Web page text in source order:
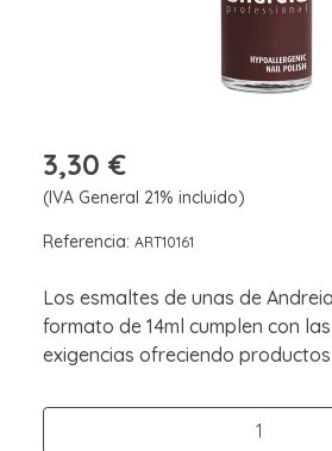
3,30 €
(IVA General 21% incluido)
Referencia: ART10161
Los esmaltes de unas de
formato de 14ml cumplen con
exigencias ofreciendo